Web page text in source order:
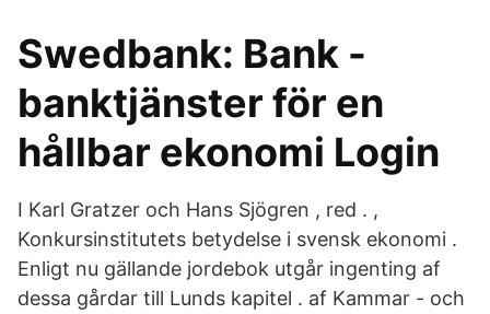
Swedbank: Bank -
banktjänster för en
hållbar ekonomi Login
I Karl Gratzer och Hans Sjögren , red . ,
Konkursinstitutets betydelse i svensk ekonomi .
Enligt nu gällande jordebok utgår ingenting af
dessa gårdar till Lunds kapitel . af Kammar - och